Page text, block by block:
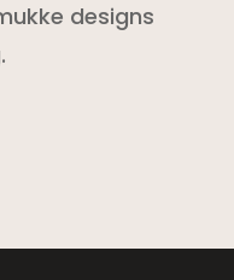
designs